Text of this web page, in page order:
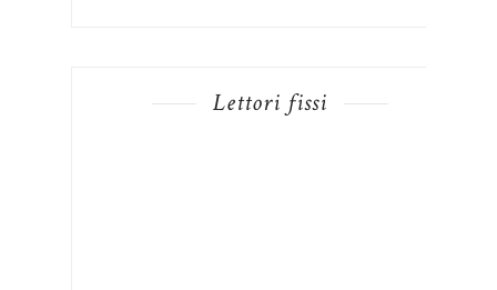
Lettori fissi